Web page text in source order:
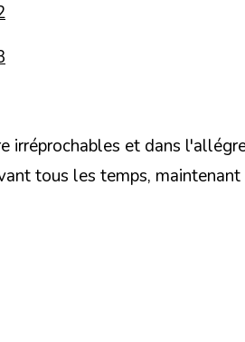
et dans
tous les temps,